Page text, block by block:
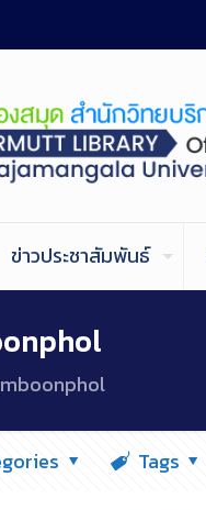
ข่าวประชาสัมพันธ์
Tags